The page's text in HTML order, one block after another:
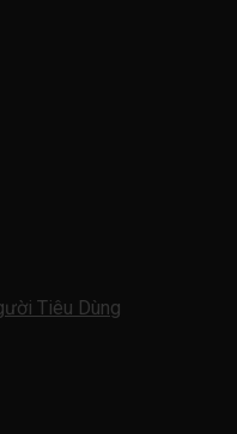
Tiêu Dùng